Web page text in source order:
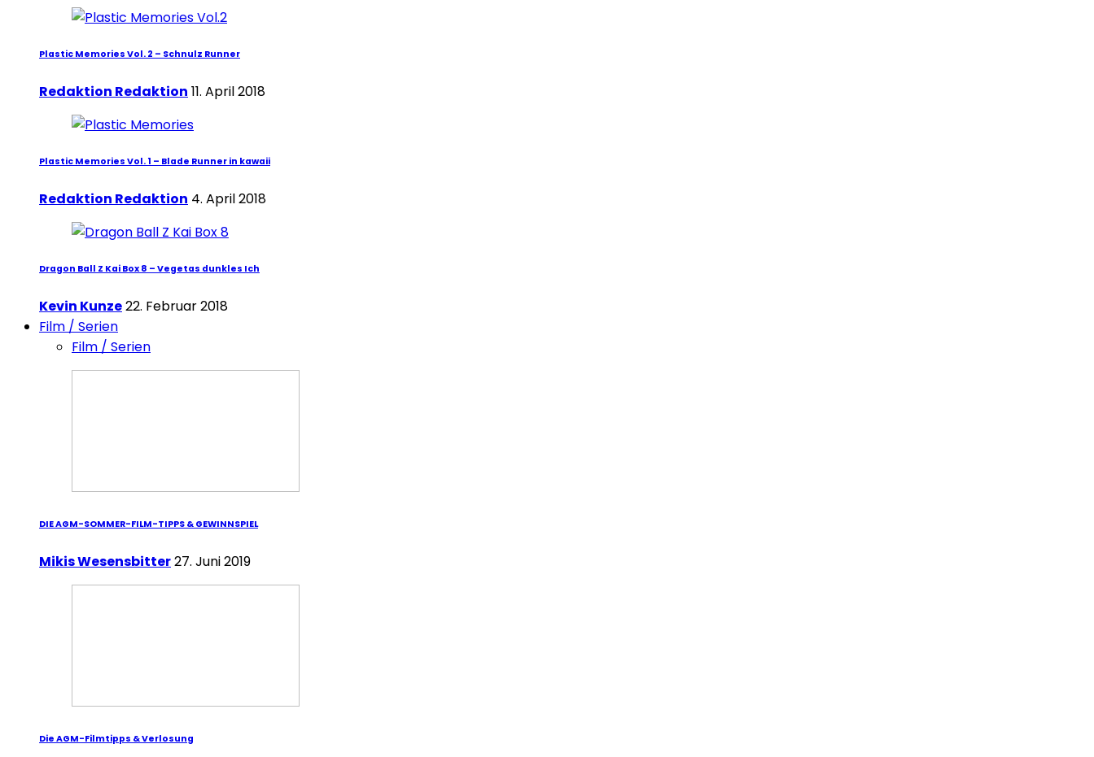
Plastic Memories Vol. 2 – Schnulz Runner
Redaktion Redaktion 11. April 2018
Plastic Memories Vol. 1 – Blade Runner in kawaii
Redaktion Redaktion 4. April 2018
Dragon Ball Z Kai Box 8 – Vegetas dunkles Ich
Kevin Kunze22. Februar 2018
Film / Serien
Film / Serien
DIE AGM-SOMMER-FILM-TIPPS & GEWINNSPIEL
Mikis Wesensbitter27. Juni 2019
Die AGM-Filmtipps & Verlosung